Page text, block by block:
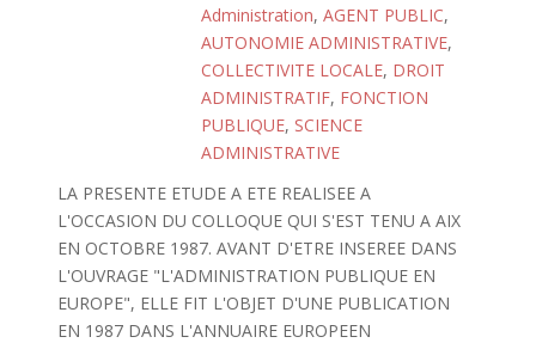
Administration, AGENT PUBLIC,
AUTONOMIE ADMINISTRATIVE,
COLLECTIVITE LOCALE, DROIT
ADMINISTRATIF, FONCTION
PUBLIQUE, SCIENCE
ADMINISTRATIVE
LA PRESENTE ETUDE A ETE REALISEE A
L'OCCASION DU COLLOQUE QUI S'EST TENU A AIX
EN OCTOBRE 1987. AVANT D'ETRE INSEREE DANS
L'OUVRAGE "L'ADMINISTRATION PUBLIQUE EN
EUROPE", ELLE FIT L'OBJET D'UNE PUBLICATION
EN 1987 DANS L'ANNUAIRE EUROPEEN